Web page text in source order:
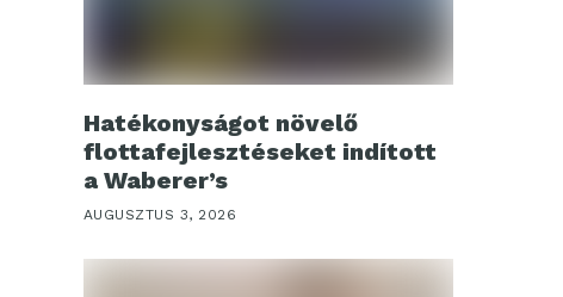
Hatékonyságot növelő
flottafejlesztéseket indított
a Waberer’s
AUGUSZTUS 3, 2026